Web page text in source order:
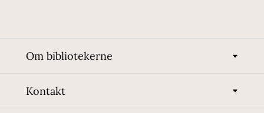
Om bibliotekerne
Kontakt